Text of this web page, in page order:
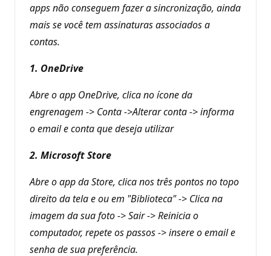
o
apps não conseguem fazer a sincronização, ainda
mais se você tem assinaturas associados a
contas.
1. OneDrive
Abre o app OneDrive, clica no ícone da
engrenagem -> Conta ->Alterar conta -> informa
o email e conta que deseja utilizar
2. Microsoft Store
Abre o app da Store, clica nos três pontos no topo
direito da tela e ou em "Biblioteca" -> Clica na
imagem da sua foto -> Sair -> Reinicia o
computador, repete os passos -> insere o email e
senha de sua preferência.